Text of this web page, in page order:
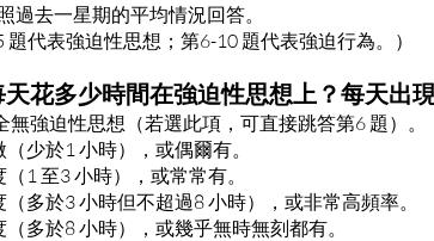
過去一星期的平均情況回答。
題代表強迫性思想；第6-10 題代表強迫行為。）
天花多少時間在強迫性思想上？每天出
無強迫性思想（若選此項，可直接跳答第6 題）。
（少於1 小時），或偶爾有。
（1 至3 小時），或常常有。
（多於3 小時但不超過8 小時），或非常高頻率。
（多於8 小時），或幾乎無時無刻都有。